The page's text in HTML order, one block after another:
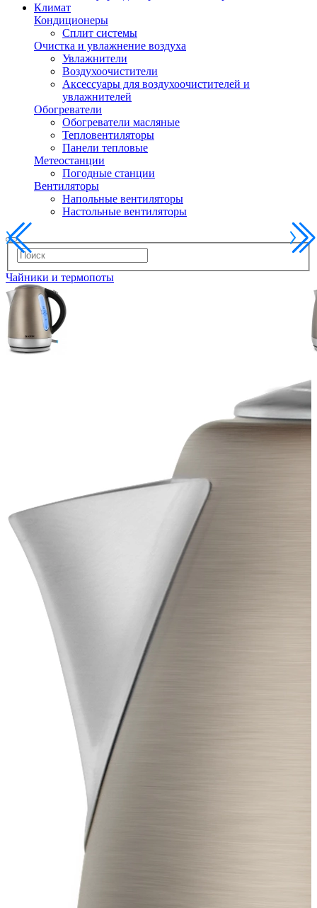
Климат
Кондиционеры
Сплит системы
Очистка и увлажнение воздуха
Увлажнители
Воздухоочистители
Аксессуары для воздухоочистителей и
увлажнителей
Обогреватели
Обогреватели масляные
Тепловентиляторы
Панели тепловые
Метеостанции
Погодные станции
Вентиляторы
Напольные вентиляторы
Настольные вентиляторы
Чайники и термопоты